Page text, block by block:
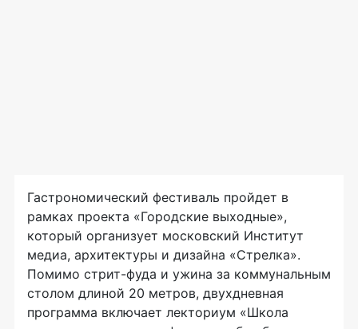
Гастрономический фестиваль пройдет в
рамках проекта «Городские выходные»,
который организует московский Институт
медиа, архитектуры и дизайна «Стрелка».
Помимо стрит-фуда и ужина за коммунальным
столом длиной 20 метров, двухдневная
программа включает лекториум «Школа